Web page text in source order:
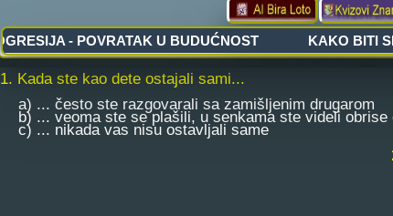
1. Kada ste kao dete ostajali sami...
a) ... često ste razgovarali sa zamišljenim drugarom
b) ... veoma ste se plašili, u senkama ste videli obrise
c) ... nikada vas nisu ostavljali same